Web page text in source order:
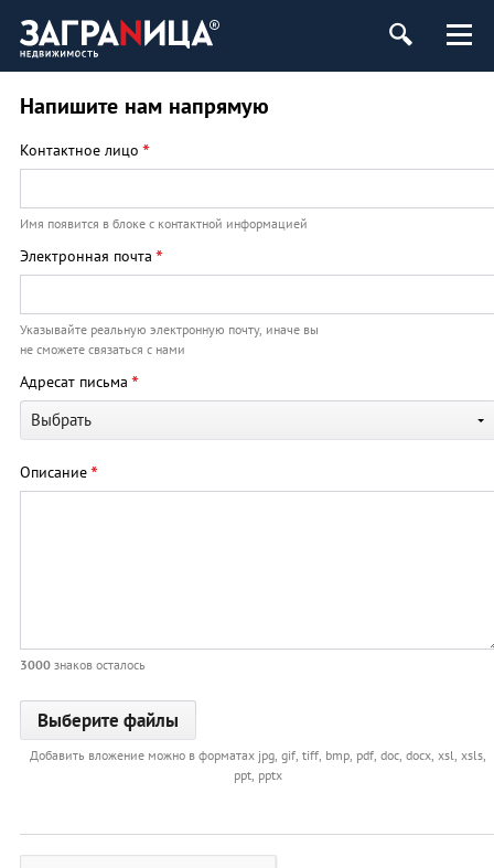
Напишите нам напрямую
Контактное лицо *
Имя появится в блоке с контактной информацией
Электронная почта *
Указывайте реальную электронную почту, иначе вы
не сможете связаться с нами
Адресат письма *
Выбрать
Описание*
3000 знаков осталось
Добавить вложение можно в форматах jpg, gif, tiff, bmp, pdf, doc, docx, xsl, xsls,
ppt, pptx